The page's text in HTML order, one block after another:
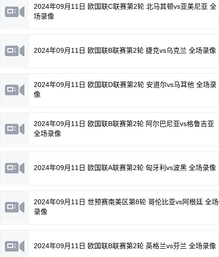
2024年09月11日 欧国联C联赛第2轮 北马其顿vs亚美尼亚 全
场录像
2024年09月11日 欧国联B联赛第2轮 捷克vs乌克兰 全场录像
2024年09月11日 欧国联D联赛第2轮 安道尔vs马耳他 全场录
像
2024年09月11日 欧国联B联赛第2轮 阿尔巴尼亚vs格鲁吉亚
全场录像
2024年09月11日 欧国联A联赛第2轮 匈牙利vs波黑 全场录像
2024年09月11日 世预赛南美区第8轮 哥伦比亚vs阿根廷 全场
录像
2024年09月11日 欧国联B联赛第2轮 英格兰vs芬兰 全场录像